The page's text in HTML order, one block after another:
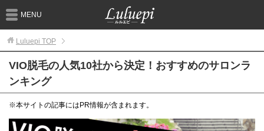
MENU
Luluepi TOP
VIO脱毛の人気10社から決定！おすすめのサロンラ
ンキング
※本サイトの記事にはPR情報が含まれます。